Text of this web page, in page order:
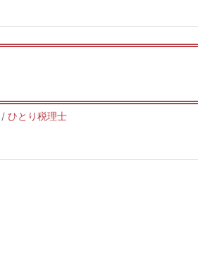
/ ひとり税理士